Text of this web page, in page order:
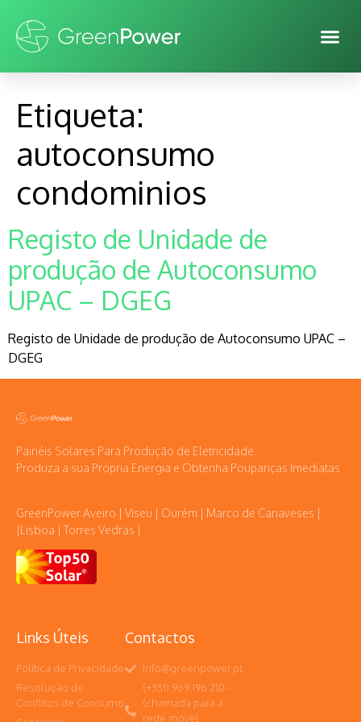
Etiqueta:
autoconsumo
condominios
Registo de Unidade de
produção de Autoconsumo
UPAC – DGEG
Registo de Unidade de produção de Autoconsumo UPAC –
DGEG
Painéis Solares Para Produção de Eletricidade.
Produza a sua Própria Energia e Obtenha Poupanças Imediatas
GreenPower Aveiro | Viseu | Ourém | Marco de Canaveses |
|Lisboa | Torres Vedras |
Links Úteis
Política de Privacidade
Resolução de
Conflitos de Consumo
Contactos
Info@greenpower.pt
(+351) 969 196 210 -
(chamada para a
rede móvel